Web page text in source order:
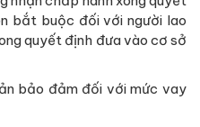
bắt buộc đối với người lao
quyết định đưa vào cơ sở
bảo đảm đối với mức vay